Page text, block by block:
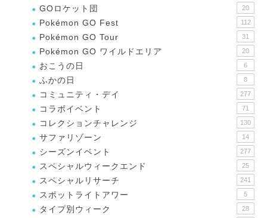
GOロケット団 20
Pokémon GO Fest 112
Pokémon GO Tour 31
Pokémon GO ワイルドエリア 20
おこうの日 6
ふかの日 8
コミュニティ・デイ 277
コラボイベント 71
コレクションチャレンジ 130
サファリゾーン 14
シーズンイベント 277
スペシャルウィークエンド 25
スペシャルリサーチ 241
スポットライトアワー 5
タイプ別ウィーク 28